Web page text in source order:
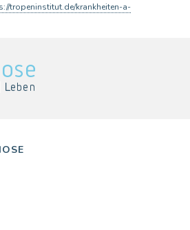
tropeninstitut.de/krankheiten-a-